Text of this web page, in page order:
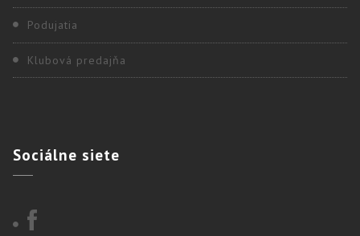
Podujatia
Klubová predajňa
Sociálne siete